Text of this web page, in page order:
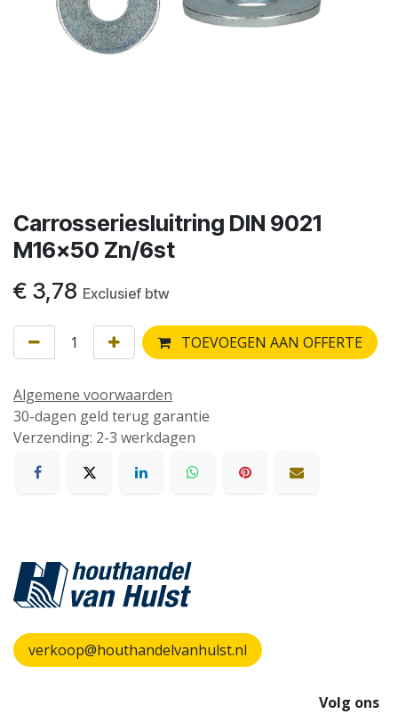
Carrosseriesluitring DIN 9021
M16x50 Zn/6st
€ 3,78 Exclusief btw
TOEVOEGEN AAN OFFERTE
Algemene voorwaarden
30-dagen geld terug garantie
Verzending: 2-3 werkdagen
verkoop@houthandelvanhulst.nl
Volg ons